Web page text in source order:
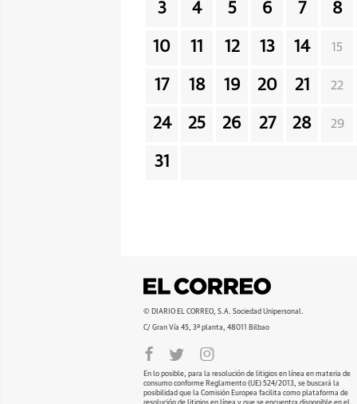
3 4 5 6 7 8
10 11 12 13 14 15
17 18 19 20 21 22
24 25 26 27 28 29
31
© DIARIO EL CORREO, S.A. Sociedad Unipersonal.
C/ Gran Vía 45, 3ª planta, 48011 Bilbao
En lo posible, para la resolución de litigios en línea en materia de
consumo conforme Reglamento (UE) 524/2013, se buscará la
posibilidad que la Comisión Europea facilita como plataforma de